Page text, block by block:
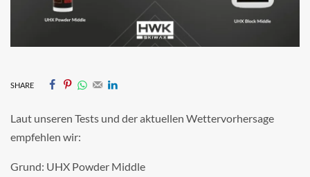
SHARE
Laut unseren Tests und der aktuellen Wettervorhersage
empfehlen wir:
Grund: UHX Powder Middle